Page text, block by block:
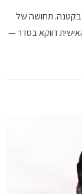
תחושה של
דווקא בסדר —